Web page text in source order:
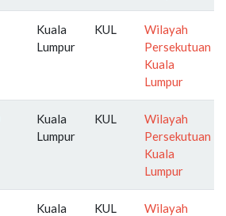
Kuala
Lumpur
KUL
Wilayah
Persekutuan
Kuala
Lumpur
Kuala
Lumpur
KUL
Wilayah
Persekutuan
Kuala
Lumpur
Kuala
KUL
Wilayah